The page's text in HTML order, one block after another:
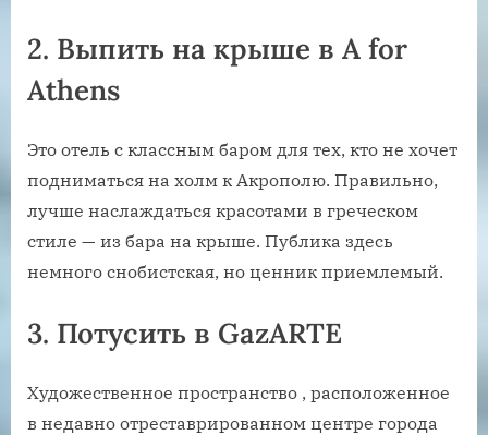
2. Выпить на крыше в A for
Athens
Это отель с классным баром для тех, кто не хочет
подниматься на холм к Акрополю. Правильно,
лучше наслаждаться красотами в греческом
стиле — из бара на крыше. Публика здесь
немного снобистская, но ценник приемлемый.
3. Потусить в GazARTE
Художественное пространство , расположенное
в недавно отреставрированном центре города